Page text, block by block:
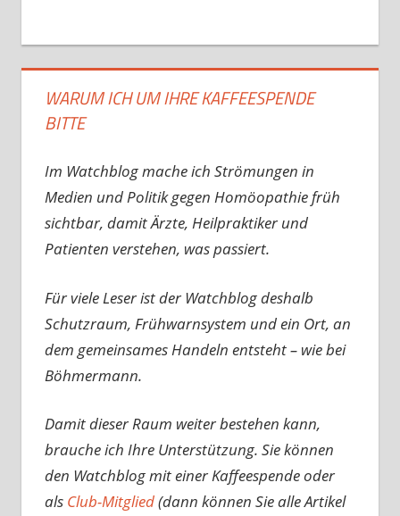
WARUM ICH UM IHRE KAFFEESPENDE
BITTE
Im Watchblog mache ich Strömungen in
Medien und Politik gegen Homöopathie früh
sichtbar, damit Ärzte, Heilpraktiker und
Patienten verstehen, was passiert.
Für viele Leser ist der Watchblog deshalb
Schutzraum, Frühwarnsystem und ein Ort, an
dem gemeinsames Handeln entsteht – wie bei
Böhmermann.
Damit dieser Raum weiter bestehen kann,
brauche ich Ihre Unterstützung. Sie können
den Watchblog mit einer Kaffeespende oder
als Club-Mitglied(dann können Sie alle Artikel